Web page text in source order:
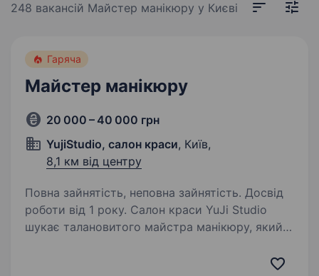
248 вакансій Майстер манікюру у Києві
Гаряча
Майстер манікюру
20 000 – 40 000 грн
YujiStudio, салон краси, Київ,
8,1 км від центру
Повна зайнятість, неповна зайнятість. Досвід
роботи від 1 року. Салон краси YuJi Studio
шукає талановитого майстра манікюру, який